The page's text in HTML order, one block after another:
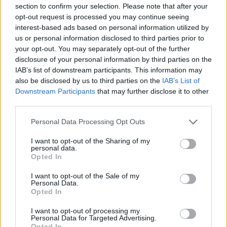
section to confirm your selection. Please note that after your
opt-out request is processed you may continue seeing
interest-based ads based on personal information utilized by
us or personal information disclosed to third parties prior to
your opt-out. You may separately opt-out of the further
disclosure of your personal information by third parties on the
IAB’s list of downstream participants. This information may
also be disclosed by us to third parties on the IAB’s List of
Downstream Participants that may further disclose it to other
Personal Data Processing Opt Outs
I want to opt-out of the Sharing of my
personal data.
Opted In
I want to opt-out of the Sale of my
Personal Data.
Opted In
I want to opt-out of processing my
Personal Data for Targeted Advertising.
špatně načasovaným renovacím
7.7.2026 | PRAHA ( Ekolist.cz
Diskuse: 2
Majitelé rodinných domů, kteří
se chystají na rekonstrukci,
získali od letošního května
nový nástroj, který jim má
pomoci vyhnout se zbytečným
chybám a špatně načasovaným investicím. Ministerstvo životního
prostředí letos připravilo systém renovačních pasů, které mají
sloužit jako efektivní plán modernizace domu a usnadnit cestu k
Jak čápi přežili horka a bouřky? Zapojte se do
sledování hnízd
Mláďata čápů v celém Česku
musela v minulých dnech čelit
bouřky a lijáky. Česká
společnost ornitologická (ČSO) vyzývá veřejnost, aby se zapojila do